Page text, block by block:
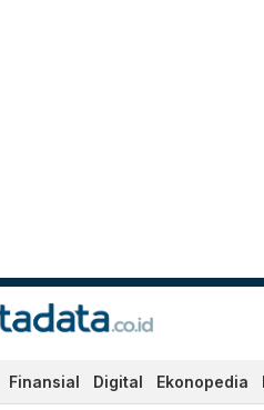
Finansial Digital Ekonopedia